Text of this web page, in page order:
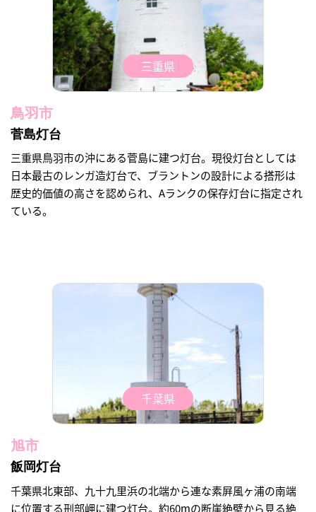
三重県
鳥羽市
菅島灯台
三重県鳥羽市の沖にある菅島に建つ灯台。現役灯台としては
日本最古のレンガ造灯台で、ブラントンの設計による搭形は
歴史的価値の高さを認められ、Aランクの保存灯台に指定され
ている。
千葉県
旭市
飯岡灯台
千葉県北東部、九十九里浜の北端から連な素屛風ヶ浦の南端
に位置する刑部岬に建つ灯台。約60mの断崖絶壁から見る絶